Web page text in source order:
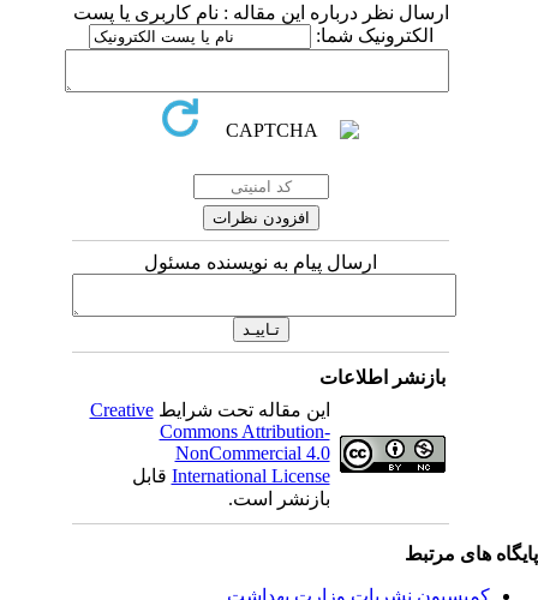
ارسال نظر درباره این مقاله : نام کاربری یا پست
الکترونیک شما:
ارسال پیام به نویسنده مسئول
بازنشر اطلاعات
این مقاله تحت شرایطCreative
Commons Attribution-
NonCommercial 4.0
International Licenseقابل
بازنشر است.
های مرتبط
کمیسیون نشریات وزارت بهداشت